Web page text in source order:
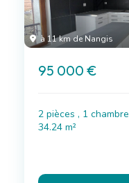
à 11 km de Nangis
95 000 €
2 pièces , 1 chambre
34.24 m²